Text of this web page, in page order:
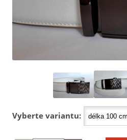
Vyberte variantu: